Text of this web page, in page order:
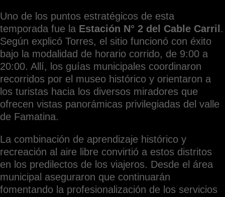
Uno de los puntos estratégicos de esta
temporada fue la Estación N° 2 del Cable Carril .
Según explicó Torres, el sitio funcionó con éxito
bajo la modalidad de horario corrido, de 9:00 a
20:00. Allí, los guías municipales coordinaron
recorridos por el museo histórico y orientaron a
los turistas hacia los diversos miradores que
ofrecen vistas panorámicas privilegiadas del valle
de Famatina.
La combinación de aprendizaje histórico y
recreación al aire libre convirtió a estos distritos
en los predilectos de los viajeros. Desde el área
municipal aseguraron que continuarán
fomentando la profesionalización de los servicios